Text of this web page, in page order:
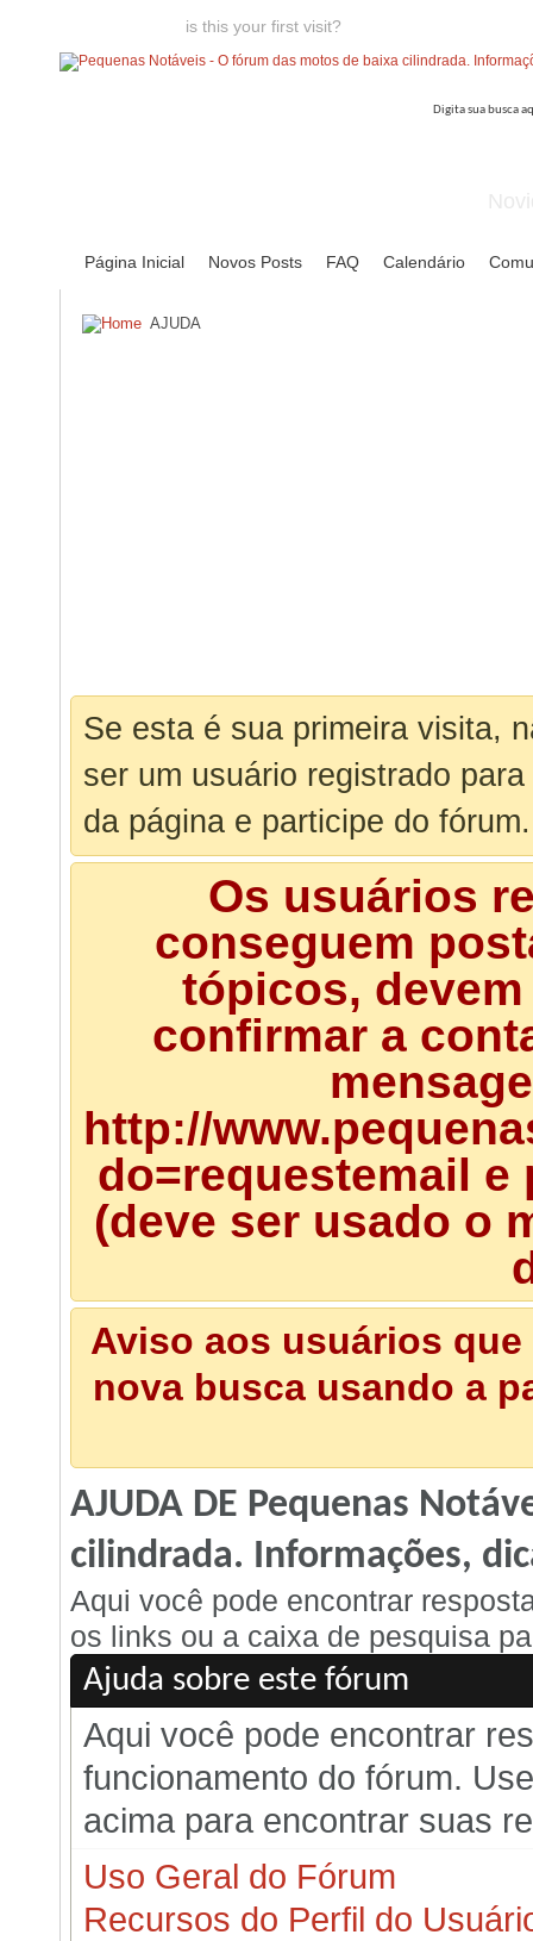
is this your first visit?
Página Inicial Novos Posts FAQ Calendário
AJUDA
Se esta é sua primeira visita,
ser um usuário registrado
da página e participe do fórum.
Os usuários
conseguem
tópicos,
confirmar a
http://
do=requestemail
(deve ser usado o
Aviso aos usuários
nova busca usando a
AJUDA DE Pequenas
cilindrada. Informações,
Aqui você pode encontrar
os links ou a caixa de pesquisa
Ajuda sobre este fórum
Aqui você pode encontrar
funcionamento do fórum.
acima para encontrar suas
Uso Geral do Fórum
Recursos do Perfil do